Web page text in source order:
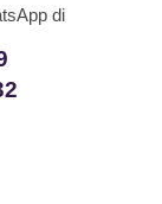
di